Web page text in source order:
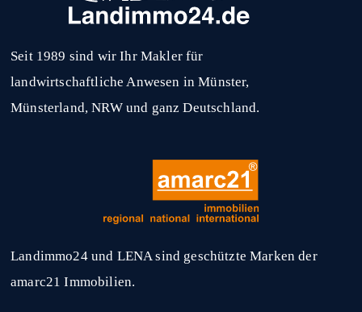
Seit 1989 sind wir Ihr Makler für
landwirtschaftliche Anwesen in Münster,
Münsterland, NRW und ganz Deutschland.
Landimmo24 und LENA sind geschützte Marken der
amarc21 Immobilien.